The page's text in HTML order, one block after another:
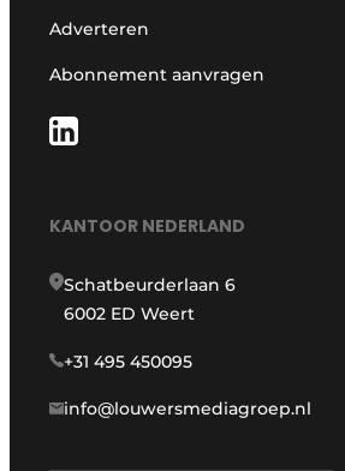
Adverteren
Abonnement aanvragen
KANTOOR NEDERLAND
Schatbeurderlaan 6
6002 ED Weert
+31 495 450095
info@louwersmediagroep.nl